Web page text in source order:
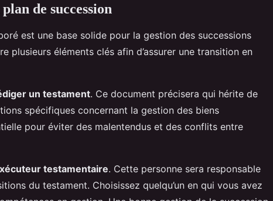
de succession
est une base solide pour la gestion des successions
plusieurs éléments clés afin d’assurer une transition en
un testament. Ce document précisera qui hérite de
spécifiques concernant la gestion des biens
pour éviter des malentendus et des conflits entre
testamentaire. Cette personne sera responsable
du testament. Choisissez quelqu’un en qui vous avez